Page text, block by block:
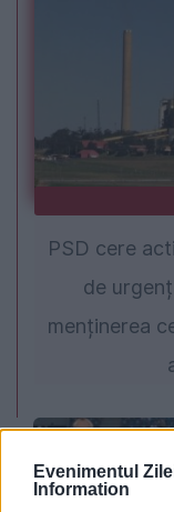
Evenimentul
Information
PSD cere
de
menținerea